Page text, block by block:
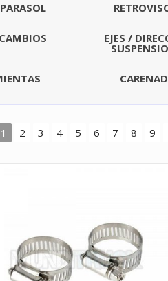
EJES /
1 2 3 4 5 6 7 8 9